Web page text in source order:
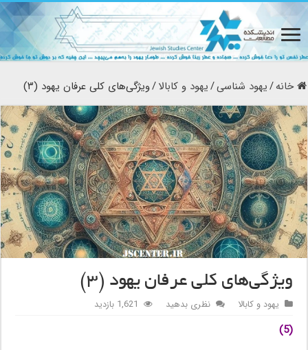
خانه/یهود شناسی/یهود و کابالا/ویژگی‌های کلی عرفان یهود (۳)
ویژگی‌های کلی عرفان یهود (۳)
یهود و کابالا نظری بدهید 1,621 بازدید
(5)